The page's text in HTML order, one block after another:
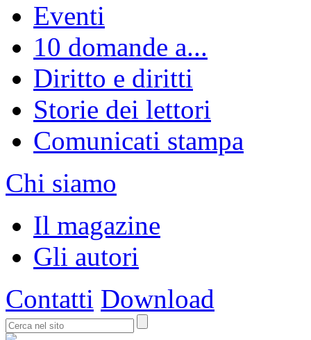
Eventi
10 domande a...
Diritto e diritti
Storie dei lettori
Comunicati stampa
Chi siamo
Il magazine
Gli autori
Contatti Download